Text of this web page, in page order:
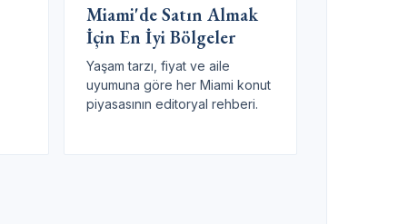
Miami'de Satın Almak
İçin En İyi Bölgeler
Yaşam tarzı, fiyat ve aile
uyumuna göre her Miami konut
piyasasının editoryal rehberi.